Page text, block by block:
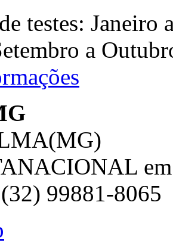
testes:
a
(32) 99881-8065